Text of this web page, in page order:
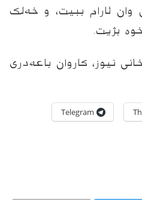
ئارام ببیت، و خەلک
بژیت.
نیوز، کاروان باعەدری
Telegram